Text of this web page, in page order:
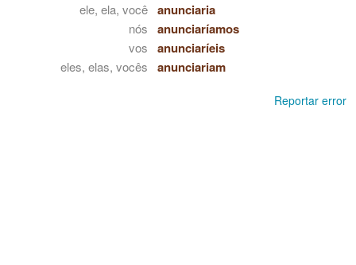
ele, ela, você anunciaria
nós anunciaríamos
vos anunciaríeis
eles, elas, vocês anunciariam
Reportar error